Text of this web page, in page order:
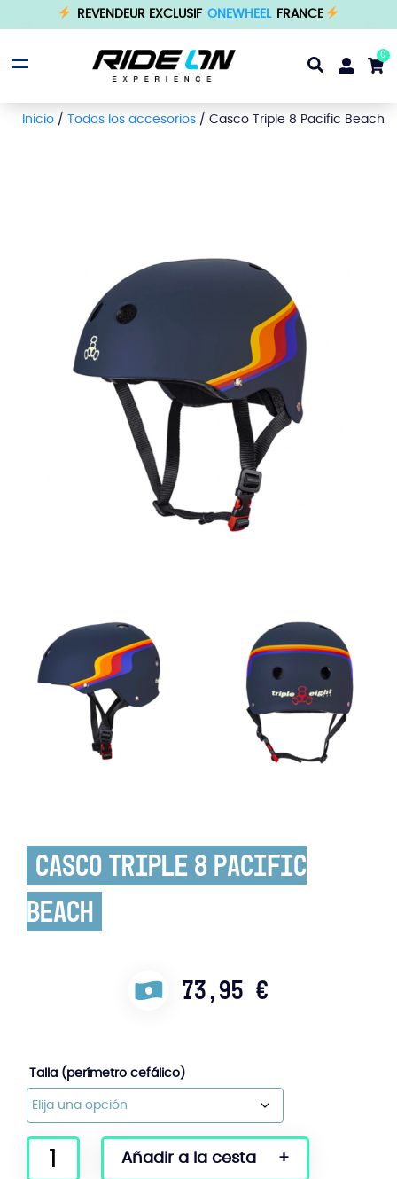
REVENDEUR EXCLUSIF ONEWHEEL FRANCE
0
Inicio / Todos los accesorios / Casco Triple 8 Pacific Beach
Casco Triple 8 Pacific
Beach
73,95 €
Talla (perímetro cefálico)
Cantidad
Añadir a la cesta